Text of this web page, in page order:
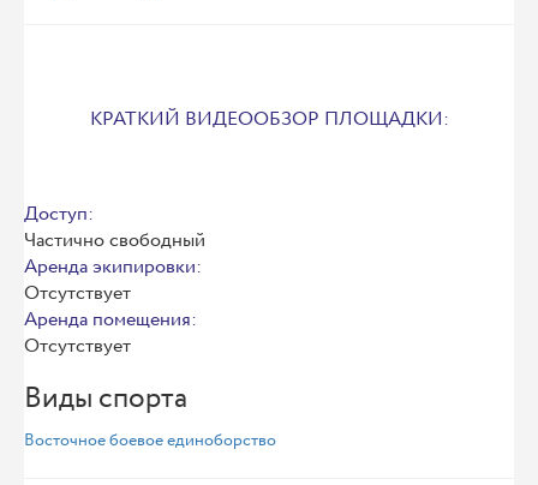
КРАТКИЙ ВИДЕООБЗОР ПЛОЩАДКИ:
Доступ:
Частично свободный
Аренда экипировки:
Отсутствует
Аренда помещения:
Отсутствует
Виды спорта
Восточное боевое единоборство